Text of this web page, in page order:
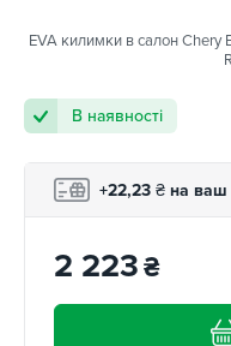
EVA килимки в салон Chery
В наявності
+22,23 ₴ на ваш
2 223₴